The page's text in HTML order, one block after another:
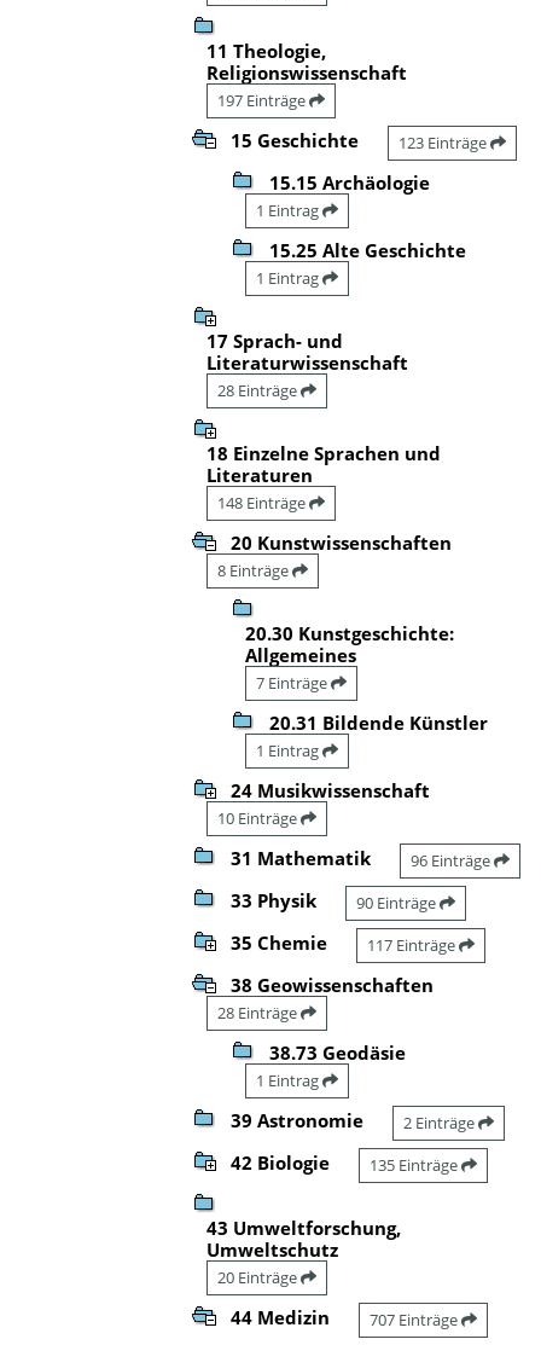
11 Theologie,
Religionswissenschaft
197 Einträge
15 Geschichte 123 Einträge
15.15 Archäologie
1 Eintrag
15.25 Alte Geschichte
1 Eintrag
17 Sprach- und
Literaturwissenschaft
28 Einträge
18 Einzelne Sprachen und
Literaturen
148 Einträge
20 Kunstwissenschaften
8 Einträge
20.30 Kunstgeschichte:
Allgemeines
7 Einträge
20.31 Bildende Künstler
1 Eintrag
24 Musikwissenschaft
10 Einträge
31 Mathematik 96 Einträge
33 Physik 90 Einträge
35 Chemie 117 Einträge
38 Geowissenschaften
28 Einträge
38.73 Geodäsie
1 Eintrag
39 Astronomie 2 Einträge
42 Biologie 135 Einträge
43 Umweltforschung,
Umweltschutz
20 Einträge
44 Medizin 707 Einträge